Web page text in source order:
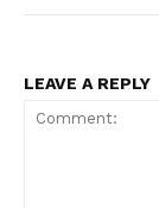
LEAVE A REPLY